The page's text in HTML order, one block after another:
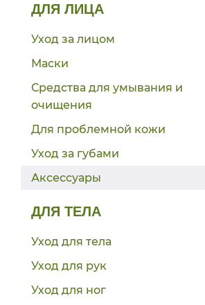
ДЛЯ ЛИЦА
Уход за лицом
Маски
Средства для умывания и
очищения
Для проблемной кожи
Уход за губами
Аксессуары
ДЛЯ ТЕЛА
Уход для тела
Уход для рук
Уход для ног